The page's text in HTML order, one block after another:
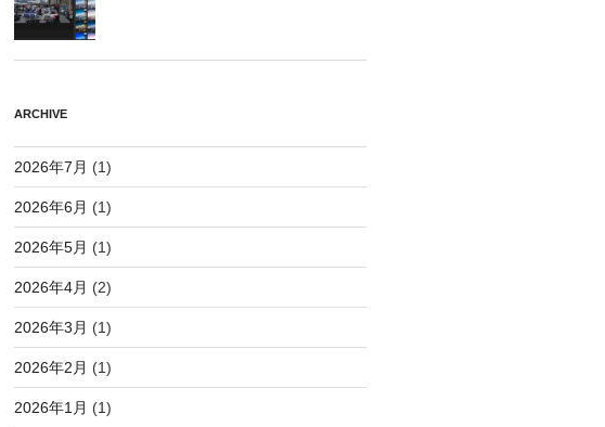
ARCHIVE
2026年7月 (1)
2026年6月 (1)
2026年5月 (1)
2026年4月 (2)
2026年3月 (1)
2026年2月 (1)
2026年1月 (1)